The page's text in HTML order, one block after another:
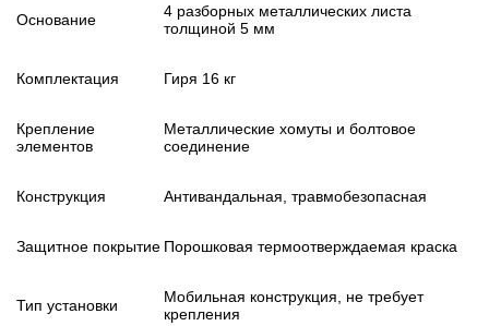
Основание
4 разборных металлических листа
толщиной 5 мм
Комплектация Гиря 16 кг
Крепление
элементов
Металлические хомуты и болтовое
соединение
Конструкция Антивандальная, травмобезопасная
Защитное покрытие Порошковая термоотверждаемая краска
Тип установки
Мобильная конструкция, не требует
крепления